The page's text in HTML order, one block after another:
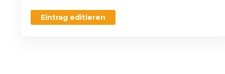
Eintrag editieren